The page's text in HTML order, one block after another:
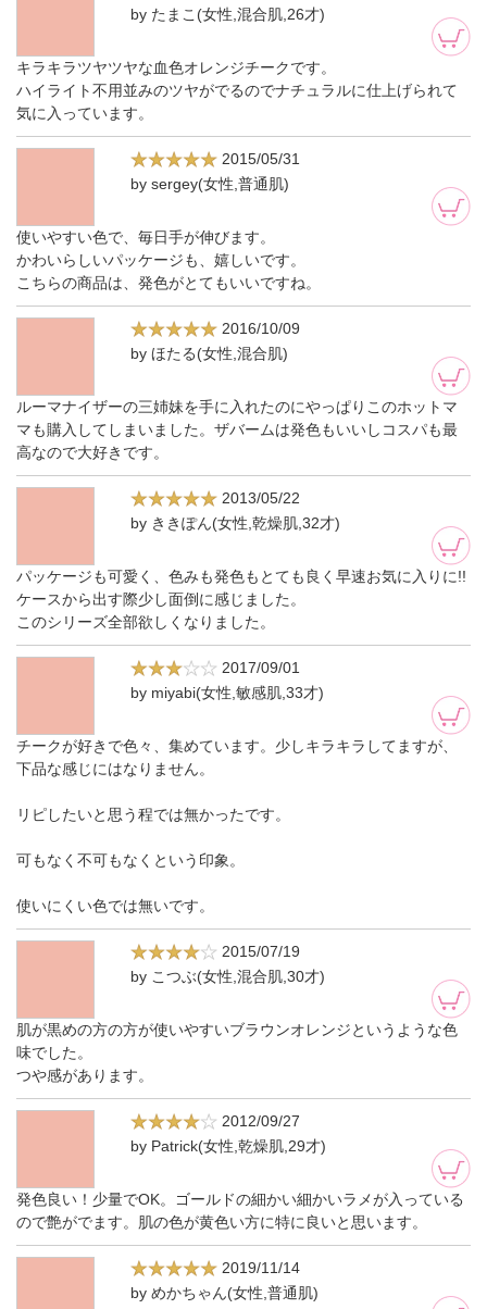
by たまこ(女性,混合肌,26才)
キラキラツヤツヤな血色オレンジチークです。
ハイライト不用並みのツヤがでるのでナチュラルに仕上げられて
気に入っています。
2015/05/31
by sergey(女性,普通肌)
使いやすい色で、毎日手が伸びます。
かわいらしいパッケージも、嬉しいです。
こちらの商品は、発色がとてもいいですね。
2016/10/09
by ほたる(女性,混合肌)
ルーマナイザーの三姉妹を手に入れたのにやっぱりこのホットマ
マも購入してしまいました。ザバームは発色もいいしコスパも最
高なので大好きです。
2013/05/22
by ききぽん(女性,乾燥肌,32才)
パッケージも可愛く、色みも発色もとても良く早速お気に入りに!!
ケースから出す際少し面倒に感じました。
このシリーズ全部欲しくなりました。
2017/09/01
by miyabi(女性,敏感肌,33才)
チークが好きで色々、集めています。少しキラキラしてますが、
下品な感じにはなりません。
リピしたいと思う程では無かったです。
可もなく不可もなくという印象。
使いにくい色では無いです。
2015/07/19
by こつぶ(女性,混合肌,30才)
肌が黒めの方の方が使いやすいブラウンオレンジというような色
味でした。
つや感があります。
2012/09/27
by Patrick(女性,乾燥肌,29才)
発色良い！少量でOK。ゴールドの細かい細かいラメが入っている
ので艶がでます。肌の色が黄色い方に特に良いと思います。
2019/11/14
by めかちゃん(女性,普通肌)